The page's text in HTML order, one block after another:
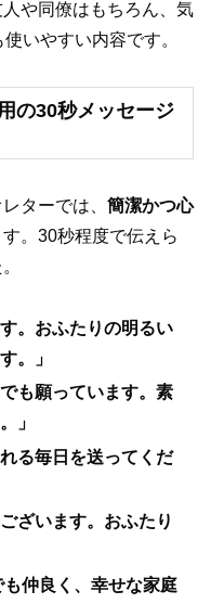
や同僚はもちろん、気
いやすい内容です。
の30秒メッセージ
ターでは、 簡潔かつ心
。30秒程度で伝えら
。おふたりの明るい
。」
も願っています。素
」
る毎日を送ってくだ
ざいます。おふたり
仲良く、幸せな家庭